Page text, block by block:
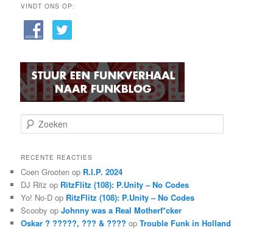
VINDT ONS OP:
o
k
n
RECENTE REACTIES
Coen Grooten op R.I.P. 2024
DJ Ritz op RitzFlitz (108): P.Unity – No Codes
Yo! No-D op RitzFlitz (108): P.Unity – No Codes
Scooby opJohnny was a Real Motherf*cker
Oskar ? ?????, ??? & ???? opTrouble Funk in Holland